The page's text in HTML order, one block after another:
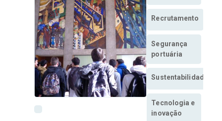
Recrutamento
Segurança
portuária
Sustentabilidade
Tecnologia e
inovação